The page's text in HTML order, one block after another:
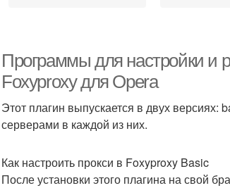
Программы для настройки и
Foxyproxy для Opera
Этот плагин выпускается в двух
серверами в каждой из них.
Как настроить прокси в Foxyproxy Basic
После установки этого плагина на свой